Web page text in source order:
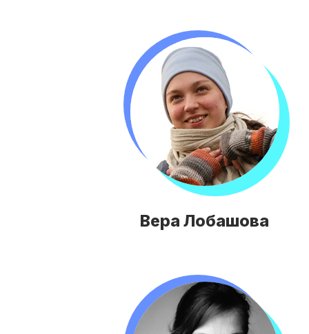
Вера Лобашова